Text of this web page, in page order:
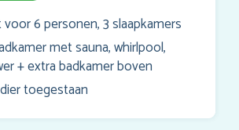
6 personen, 3 slaapkamers
met sauna, whirlpool,
+ extra badkamer boven
toegestaan